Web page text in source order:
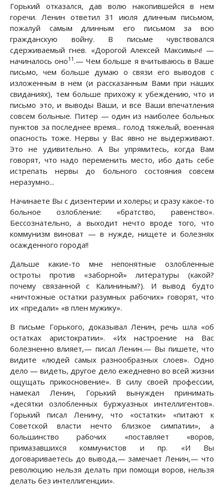
Горький отказался, дав волю накопившейся в нем
горечи. Ленин ответил 31 июля длинным письмом,
пожалуй самым длинным его письмом за всю
гражданскую войну. В письме чувствовался
сдерживаемый гнев. «Дорогой Алексей Максимыч! —
начиналось оно11 .— Чем больше я вчитываюсь в Ваше
письмо, чем больше думаю о связи его выводов с
изложенным в нем (и рассказанным Вами при наших
свиданиях), тем больше прихожу к убеждению, что и
письмо это, и выводы Ваши, и все Ваши впечатления
совсем больные. Питер — один из наиболее больных
пунктов за последнее время... голод тяжелый, военная
опасность тоже. Нервы у Вас явно не выдерживают.
Это не удивительно. А Вы упрямитесь, когда Вам
говорят, что надо переменить место, ибо дать себе
истрепать нервы до больного состояния совсем
неразумно...
Начинаете Вы с дизентерии и холеры; и сразу какое-то
больное озлобление: «братство, равенство».
Бессознательно, а выходит нечто вроде того, что
коммунизм виноват — в нужде, нищете и болезнях
осажденного города!!
Дальше какие-то мне непонятные озлобленные
остроты против «заборной» литературы (какой?
почему связанной с Калининым?). И вывод будто
«ничтожные остатки разумных рабочих» говорят, что
их «предали» «в плен мужику».
В письме Горького, доказывал Ленин, речь шла «об
остатках аристократии». «Их настроение на Вас
болезненно влияет,— писал Ленин.— Вы пишете, что
видите «людей самых разнообразных слоев». Одно
дело — видеть, другое дело ежедневно во всей жизни
ощущать прикосновение». В силу своей профессии,
намекал Ленин, Горький вынужден принимать
«десятки озлобленных буржуазных интеллигентов».
Горький писал Ленину, что «остатки» «питают к
Советской власти нечто близкое симпатии», а
большинство рабочих «поставляет «воров,
примазавшихся коммунистов и пр. «И Вы
договариваетесь до вывода,— замечает Ленин,— что
революцию нельзя делать при помощи воров, нельзя
делать без интеллигенции».